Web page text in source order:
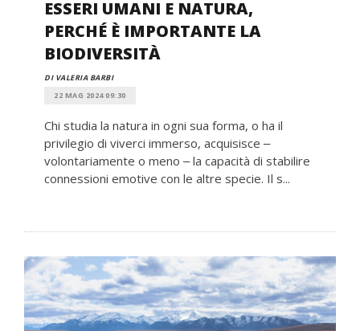
ESSERI UMANI E NATURA,
PERCHÉ È IMPORTANTE LA
BIODIVERSITÀ
DI VALERIA BARBI
22 MAG 2024 09:30
Chi studia la natura in ogni sua forma, o ha il
privilegio di viverci immerso, acquisisce ‒
volontariamente o meno ‒ la capacità di stabilire
connessioni emotive con le altre specie. Il s...